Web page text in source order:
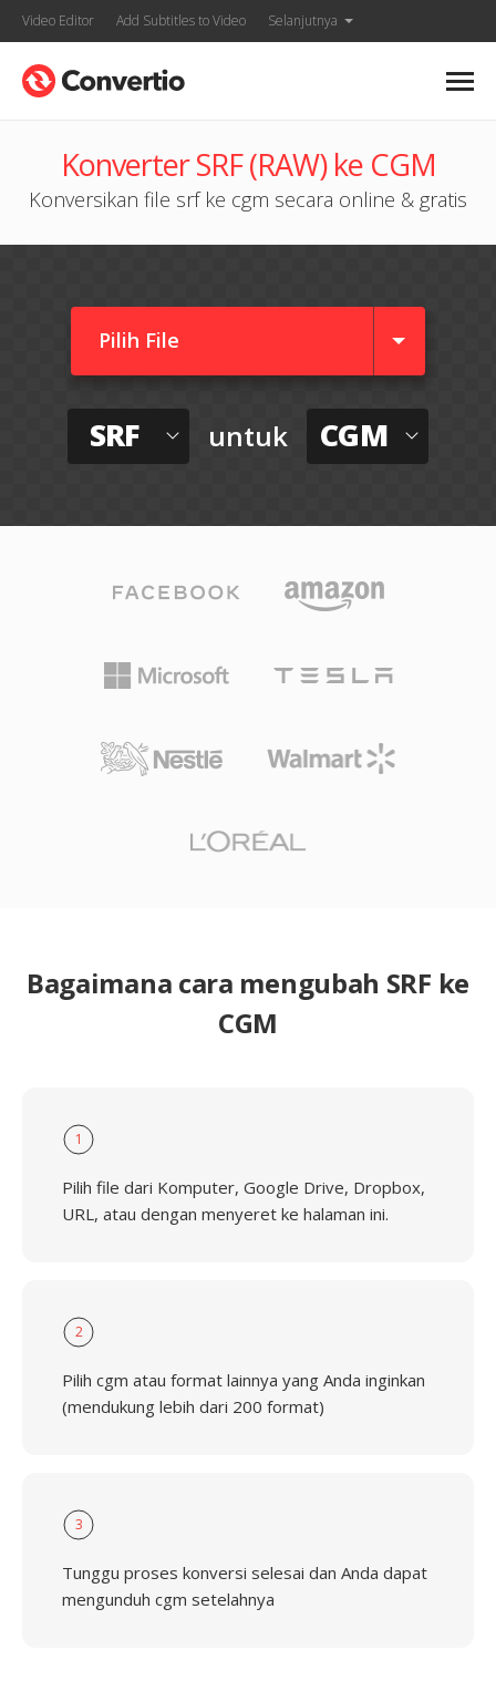
Video Editor Add Subtitles to Video Selanjutnya
Konverter SRF (RAW) ke CGM
Konversikan file srf ke cgm secara online & gratis
Pilih File
SRF untuk CGM
Bagaimana cara mengubah SRF ke
CGM
1
Pilih file dari Komputer, Google Drive, Dropbox,
URL, atau dengan menyeret ke halaman ini.
2
Pilih cgm atau format lainnya yang Anda inginkan
(mendukung lebih dari 200 format)
3
Tunggu proses konversi selesai dan Anda dapat
mengunduh cgm setelahnya